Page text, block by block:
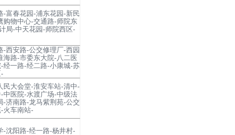
-富春花园-浦东花园-新民
购物中心-交通路-师院东
局-中天花园-师院西区-
西安路-公交修理厂-西园
海路-市委东大院-八二医
经一路-经二路-小康城-苏
民大会堂-淮安车站-清中-
中医院-水渡广场-中级法
-济南路-龙马紫荆苑-公交
火车南站-
-沈阳路-经一路-杨井村-